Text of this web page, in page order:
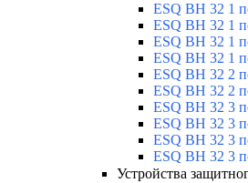
ESQ ВН 32 1
ESQ ВН 32 1
ESQ ВН 32 1
ESQ ВН 32 1
ESQ ВН 32 2
ESQ ВН 32 2
ESQ ВН 32 3
ESQ ВН 32 3
ESQ ВН 32 3
ESQ ВН 32 3
Устройства